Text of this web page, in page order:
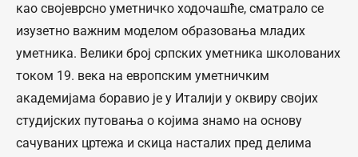
као својеврсно уметничко ходочашће, сматрало се
изузетно важним моделом образовања младих
уметника. Велики број српских уметника школованих
током 19. века на европским уметничким
академијама боравио је у Италији у оквиру својих
студијских путовања о којима знамо на основу
сачуваних цртежа и скица насталих пред делима